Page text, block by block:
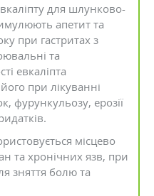
для шлунково-
апетит та
при гастритах з
та
евкаліпта
при лікуванні
фурункульозу, ерозії
місцево
та хронічних язв, при
зняття болю та